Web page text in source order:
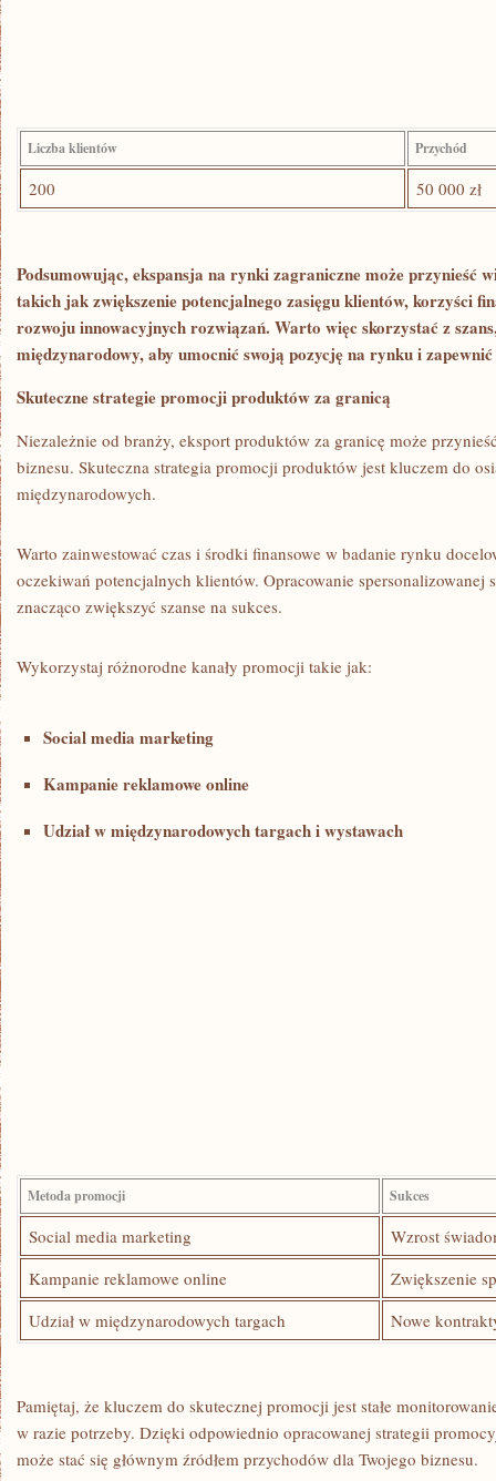
Liczba klientów Przychód
200 50 000 zł
Podsumowując, ekspansja na rynki zagraniczne może przynieść​
‍takich jak zwiększenie⁢ potencjalnego ⁢zasięgu klientów, korzyści
rozwoju innowacyjnych rozwiązań. Warto ​więc skorzystać z
⁤międzynarodowy,‌ aby‌ umocnić swoją pozycję na rynku i zapewnić
Skuteczne strategie promocji produktów za​ granicą
Niezależnie od branży, eksport produktów za granicę ⁣może
biznesu. Skuteczna ⁤strategia promocji produktów jest kluczem do
międzynarodowych.
Warto ​zainwestować czas i środki finansowe‌ w badanie rynku
oczekiwań potencjalnych klientów. Opracowanie spersonalizowanej
znacząco zwiększyć szanse na sukces.
Wykorzystaj ​różnorodne kanały promocji takie jak:
Social media marketing
Kampanie reklamowe online
Udział w międzynarodowych targach i wystawach
Metoda promocji Sukces
Social media marketing
Wzrost
Kampanie reklamowe online
Zwiększenie
Udział w międzynarodowych targach
Nowe
Pamiętaj, że kluczem do skutecznej promocji jest stałe
w razie ⁢potrzeby. Dzięki odpowiednio‌ opracowanej strategii
może stać się głównym źródłem⁣ przychodów dla Twojego biznesu.